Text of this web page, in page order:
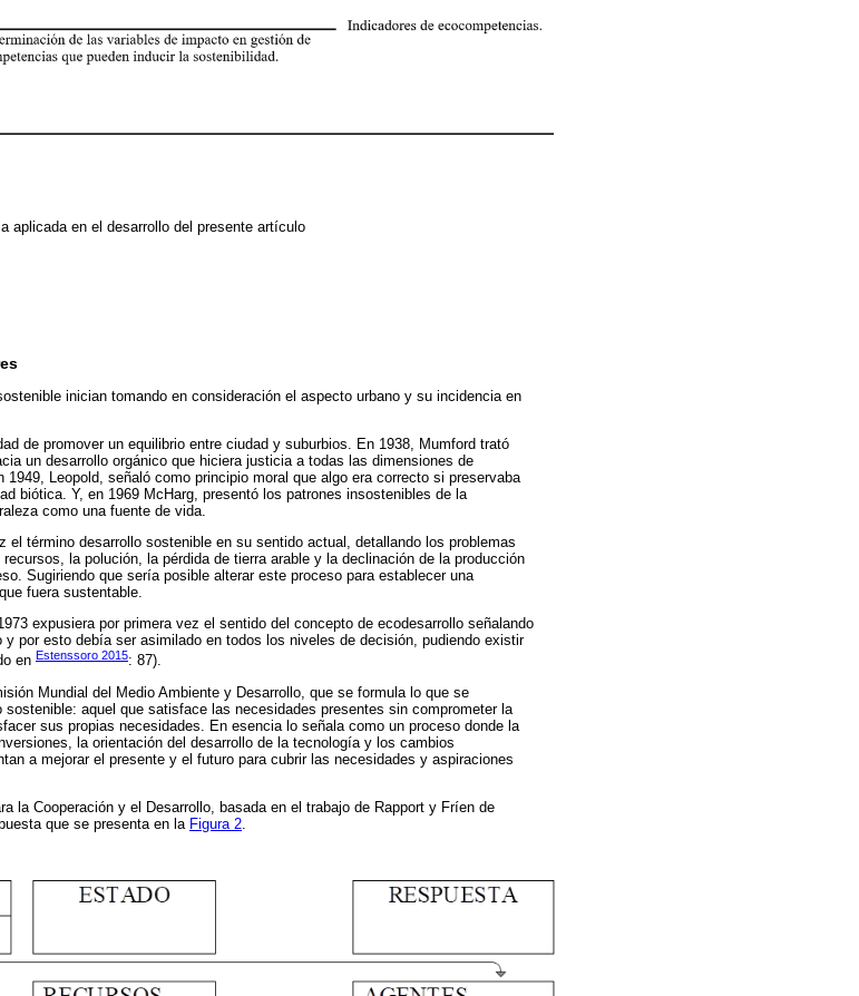
aplicada en el desarrollo del presente artículo
inician tomando en consideración el aspecto urbano y su incidencia en
de promover un equilibrio entre ciudad y suburbios. En 1938, Mumford trató
un desarrollo orgánico que hiciera justicia a todas las dimensiones de
Leopold, señaló como principio moral que algo era correcto si preservaba
biótica. Y, en 1969 McHarg, presentó los patrones insostenibles de la
como una fuente de vida.
el término desarrollo sostenible en su sentido actual, detallando los problemas
la polución, la pérdida de tierra arable y la declinación de la producción
Sugiriendo que sería posible alterar este proceso para establecer una
fuera sustentable.
expusiera por primera vez el sentido del concepto de ecodesarrollo señalando
por esto debía ser asimilado en todos los niveles de decisión, pudiendo existir
en Estenssoro 2015: 87).
Mundial del Medio Ambiente y Desarrollo, que se formula lo que se
aquel que satisface las necesidades presentes sin comprometer la
sus propias necesidades. En esencia lo señala como un proceso donde la
la orientación del desarrollo de la tecnología y los cambios
a mejorar el presente y el futuro para cubrir las necesidades y aspiraciones
la Cooperación y el Desarrollo, basada en el trabajo de Rapport y Fríen de
que se presenta en la Figura 2.